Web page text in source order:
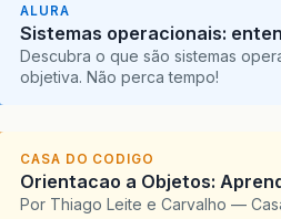
ALURA
Sistemas operacionais:
Descubra o que são sistemas
objetiva. Não perca tempo!
CASA DO CODIGO
Orientacao a Objetos:
Por Thiago Leite e Carvalho —